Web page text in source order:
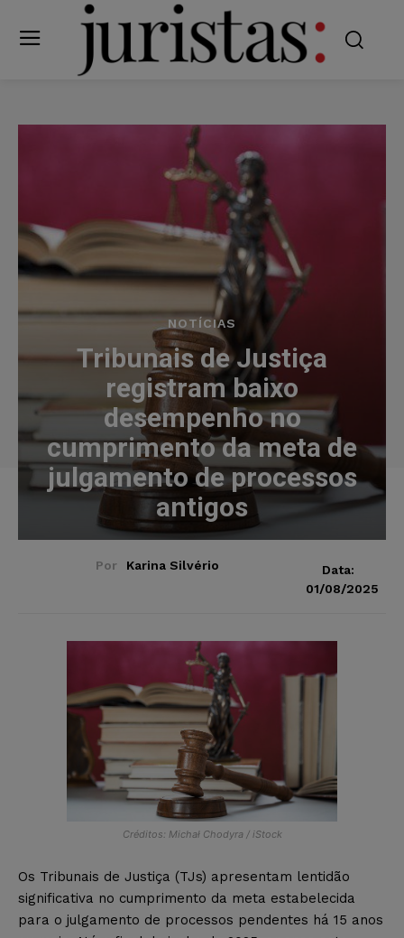
NOTÍCIAS
Tribunais de Justiça
registram baixo
desempenho no
cumprimento da meta de
julgamento de processos
antigos
Por Karina Silvério
Data:
01/08/2025
Créditos: Michał Chodyra / iStock
Os Tribunais de Justiça (TJs) apresentam lentidão
significativa no cumprimento da meta estabelecida
para o julgamento de processos pendentes há 15 anos